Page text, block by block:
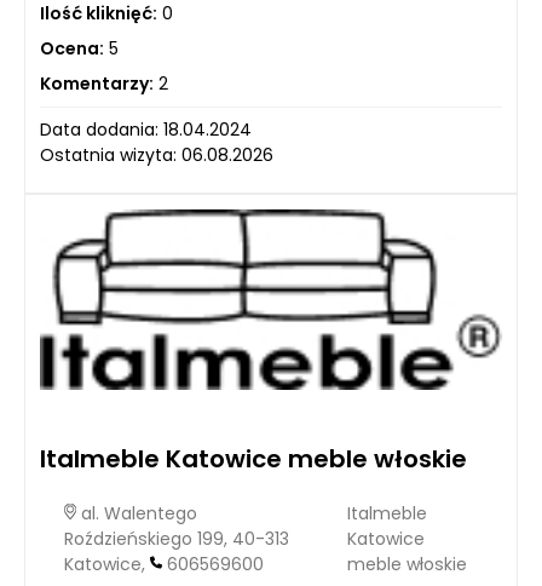
Ilość kliknięć: 0
Ocena: 5
Komentarzy: 2
Data dodania: 18.04.2024
Ostatnia wizyta: 06.08.2026
Italmeble Katowice meble włoskie
al. Walentego
Roździeńskiego 199, 40-313
Katowice,
606569600
Italmeble
Katowice
meble włoskie